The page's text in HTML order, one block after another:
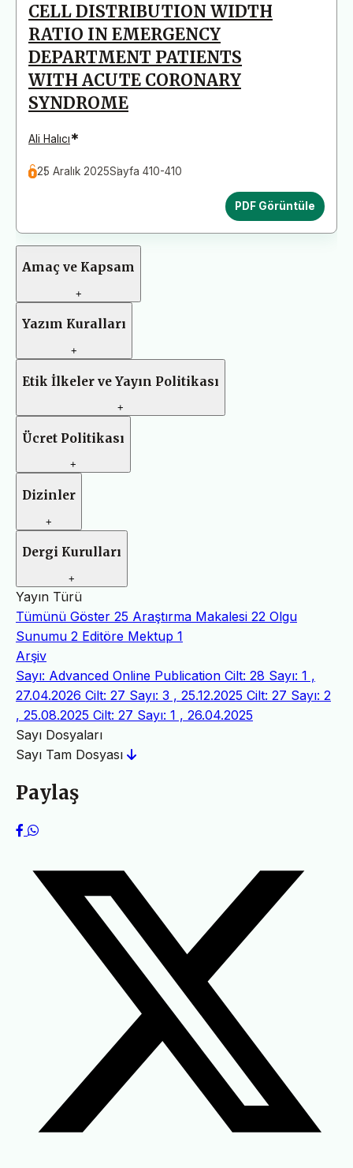
CELL DISTRIBUTION WIDTH
RATIO IN EMERGENCY
DEPARTMENT PATIENTS
WITH ACUTE CORONARY
SYNDROME
Ali Halıcı*
25 Aralık 2025Sayfa 410-410
PDF Görüntüle
Amaç ve Kapsam
+
Yazım Kuralları
+
Etik İlkeler ve Yayın Politikası
+
Ücret Politikası
+
Dizinler
+
Dergi Kurulları
+
Yayın Türü
Tümünü Göster 25 Araştırma Makalesi 22 Olgu
Sunumu 2 Editöre Mektup 1
Arşiv
Sayı: Advanced Online Publication Cilt: 28 Sayı: 1 ,
27.04.2026 Cilt: 27 Sayı: 3 , 25.12.2025 Cilt: 27 Sayı: 2
, 25.08.2025 Cilt: 27 Sayı: 1 , 26.04.2025
Sayı Dosyaları
Sayı Tam Dosyası
Paylaş